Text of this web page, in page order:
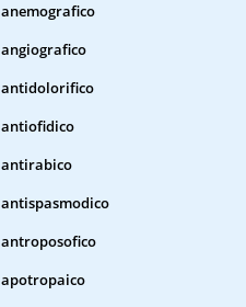
anemografico
angiografico
antidolorifico
antiofidico
antirabico
antispasmodico
antroposofico
apotropaico